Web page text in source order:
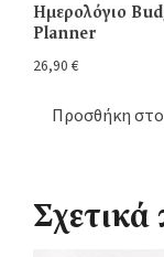
Ημερολόγιο
Planner
26,90 €
Προσθήκη
Σχετικά